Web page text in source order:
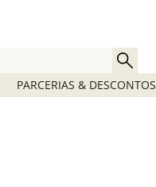
PARCERIAS & DESCONTOS